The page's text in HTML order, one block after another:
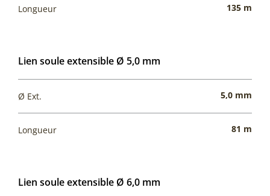
Longueur 135 m
Lien soule extensible Ø 5,0 mm
Ø Ext. 5,0 mm
Longueur 81 m
Lien soule extensible Ø 6,0 mm